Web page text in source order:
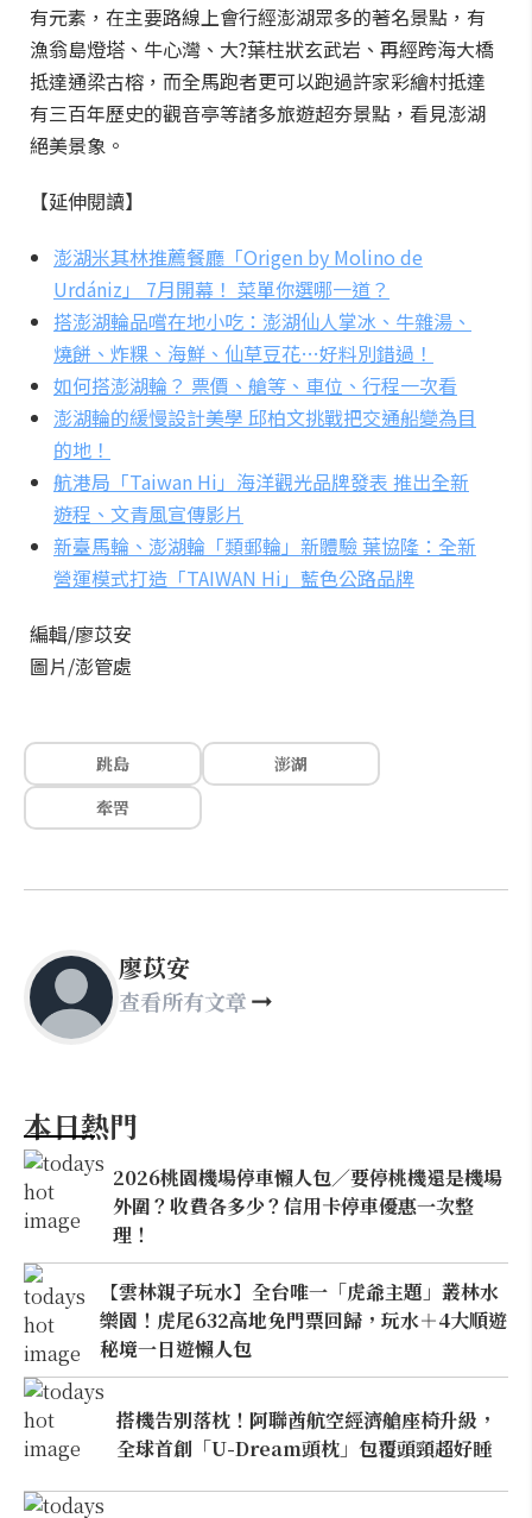
有元素，在主要路線上會行經澎湖眾多的著名景點，有
漁翁島燈塔、牛心灣、大?葉柱狀玄武岩、再經跨海大橋
抵達通梁古榕，而全馬跑者更可以跑過許家彩繪村抵達
有三百年歷史的觀音亭等諸多旅遊超夯景點，看見澎湖
絕美景象。
【延伸閱讀】
澎湖米其林推薦餐廳「Origen by Molino de
Urdániz」 7月開幕！ 菜單你選哪一道？
搭澎湖輪品嚐在地小吃：澎湖仙人掌冰、牛雜湯、
燒餅、炸粿、海鮮、仙草豆花…好料別錯過！
如何搭澎湖輪？ 票價、艙等、車位、行程一次看
澎湖輪的緩慢設計美學 邱柏文挑戰把交通船變為目
的地！
航港局「Taiwan Hi」海洋觀光品牌發表 推出全新
遊程、文青風宣傳影片
新臺馬輪、澎湖輪「類郵輪」新體驗 葉協隆：全新
營運模式打造「TAIWAN Hi」藍色公路品牌
編輯/廖苡安
圖片/澎管處
跳島
澎湖
牽罟
廖苡安
查看所有文章
本日熱門
2026桃園機場停車懶人包／要停桃機還是機場
外圍？收費各多少？信用卡停車優惠一次整
理！
【雲林親子玩水】全台唯一「虎爺主題」叢林水
樂園！虎尾632高地免門票回歸，玩水＋4大順遊
秘境一日遊懶人包
搭機告別落枕！阿聯酋航空經濟艙座椅升級，
全球首創「U-Dream頭枕」包覆頭頸超好睡